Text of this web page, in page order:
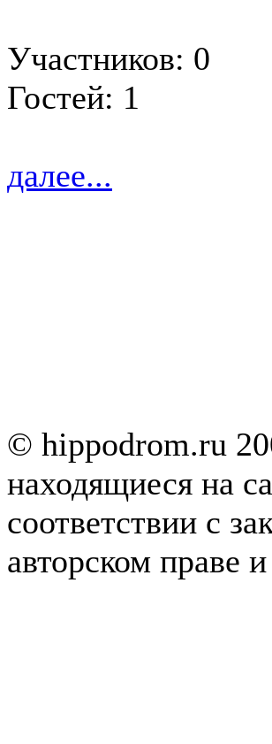
Участников: 0
Гостей: 1
далее...
© hippodrom.ru
находящиеся на
соответствии с
авторском праве